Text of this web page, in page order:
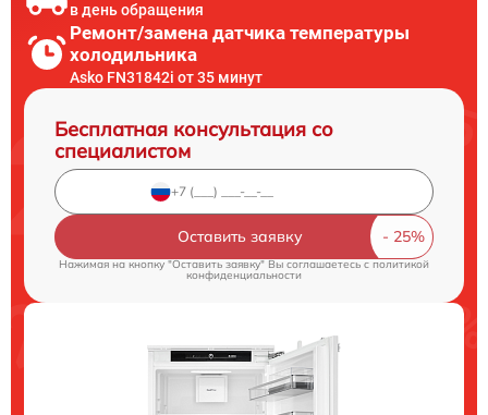
в день обращения
Ремонт/замена датчика температуры
холодильника
Asko FN31842i от 35 минут
Бесплатная консультация со
специалистом
Оставить заявку
Нажимая на кнопку "Оставить заявку" Вы соглашаетесь cполитикой
конфиденциальности